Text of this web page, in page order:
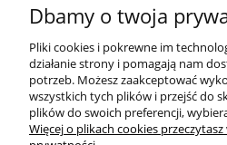
NIP
Regon
Tel:881 252
Dbamy o twoja
Pliki cookies i pokrewne im
działanie strony i pomagają nam
potrzeb. Możesz zaakceptować
wszystkich tych plików i przejść do
plików do swoich preferencji,
Więcej o plikach cookies